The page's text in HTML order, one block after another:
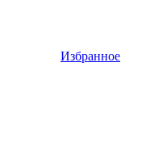
Избранное